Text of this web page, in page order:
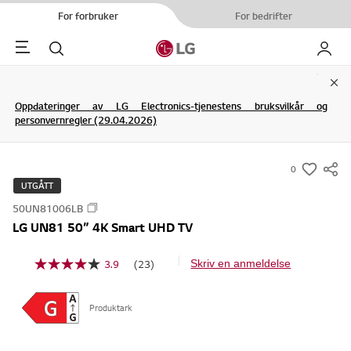
For forbruker For bedrifter
Menu Søk My LG
Oppdateringer av LG Electronics-tjenestens bruksvilkår og
personvernregler (29.04.2026)
0
s
UTGÅTT
50UN81006LB
LG UN81 50” 4K Smart UHD TV
3.9
L
(23) Skriv en anmeldelse
Produktark